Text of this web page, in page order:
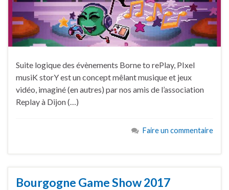
Suite logique des évènements Borne to rePlay, PIxel
musiK storY est un concept mêlant musique et jeux
vidéo, imaginé (en autres) par nos amis de l’association
Replay à Dijon (…)
Faire un commentaire
Bourgogne Game Show 2017